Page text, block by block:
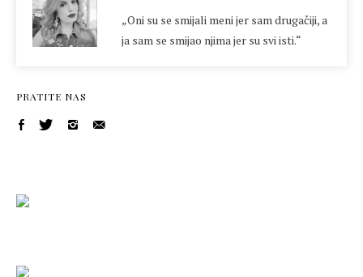
„Oni su se smijali meni jer sam drugačiji, a
ja sam se smijao njima jer su svi isti.“
PRATITE NAS